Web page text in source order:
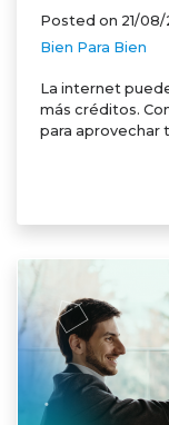
Posted on 21/
Bien Para Bien
La internet
más créditos.
para aprovechar